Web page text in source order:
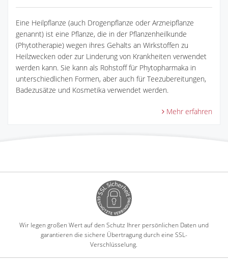
Eine Heilpflanze (auch Drogenpflanze oder Arzneipflanze
genannt) ist eine Pflanze, die in der Pflanzenheilkunde
(Phytotherapie) wegen ihres Gehalts an Wirkstoffen zu
Heilzwecken oder zur Linderung von Krankheiten verwendet
werden kann. Sie kann als Rohstoff für Phytopharmaka in
unterschiedlichen Formen, aber auch für Teezubereitungen,
Badezusätze und Kosmetika verwendet werden.
Mehr erfahren
Wir legen großen Wert auf den Schutz Ihrer persönlichen Daten und
garantieren die sichere Übertragung durch eine SSL-
Verschlüsselung.